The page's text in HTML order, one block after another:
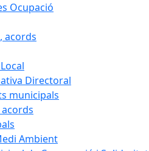
Ocupació
acords
Directoral
municipals
Ambient